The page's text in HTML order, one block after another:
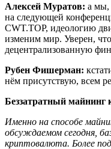
Алексей Муратов: а мы,
на следующей
CWT.TOP, идеологию
изменим мир. Уверен,
децентрализованную
Рубен Фишерман:
нём присутствую, всем
Беззатратный
Именно на способе
обсуждаемом сегодня,
криптовалюта. Более